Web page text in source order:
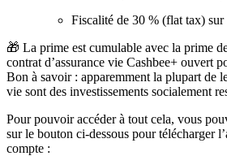
Fiscalité de 30 % (flat tax) sur
🎁 La prime est cumulable avec la prime
contrat d’assurance vie Cashbee+ ouvert
Bon à savoir : apparemment la plupart de
vie sont des investissements socialement
Pour pouvoir accéder à tout cela, vous
sur le bouton ci-dessous pour télécharger
compte :